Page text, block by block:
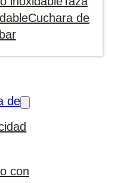
Cuchara de
bar
de
con